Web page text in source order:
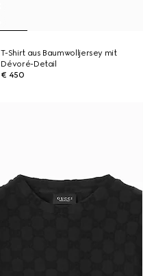
T-Shirt aus Baumwolljersey mit
Dévoré-Detail
€ 450